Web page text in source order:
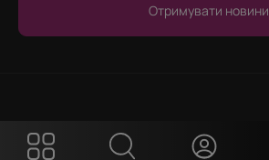
Отримувати новини